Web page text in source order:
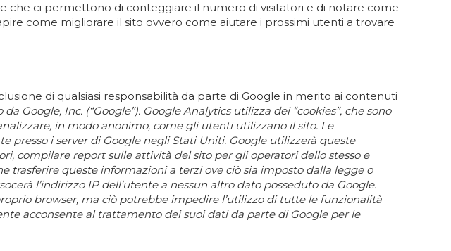
che ci permettono di conteggiare il numero di visitatori e di notare come
come migliorare il sito ovvero come aiutare i prossimi utenti a trovare
di qualsiasi responsabilità da parte di Google in merito ai contenuti
Google, Inc. (“Google”). Google Analytics utilizza dei “cookies”, che sono
in modo anonimo, come gli utenti utilizzano il sito. Le
presso i server di Google negli Stati Uniti. Google utilizzerà queste
compilare report sulle attività del sito per gli operatori dello stesso e
trasferire queste informazioni a terzi ove ciò sia imposto dalla legge o
l’indirizzo IP dell’utente a nessun altro dato posseduto da Google.
browser, ma ciò potrebbe impedire l’utilizzo di tutte le funzionalità
acconsente al trattamento dei suoi dati da parte di Google per le